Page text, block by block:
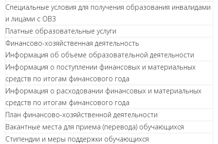
Специальные условия для получения образования инвалидами
и лицами с ОВЗ
Платные образовательные услуги
Финансово-хозяйственная деятельность
Информация об объеме образовательной деятельности
Информация о поступлении финансовых и материальных
средств по итогам финансового года
Информация о расходовании финансовых и материальных
средств по итогам финансового года
План финансово-хозяйственной деятельности
Вакантные места для приема (перевода) обучающихся
Стипендии и меры поддержки обучающихся